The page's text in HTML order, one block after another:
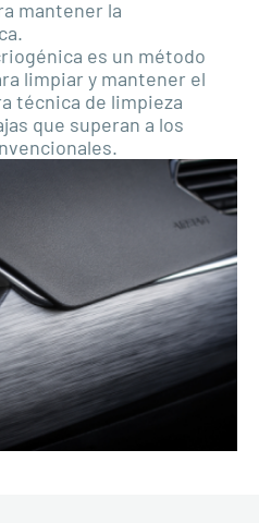
mantener la
es un método
limpiar y mantener el
técnica de limpieza
que superan a los